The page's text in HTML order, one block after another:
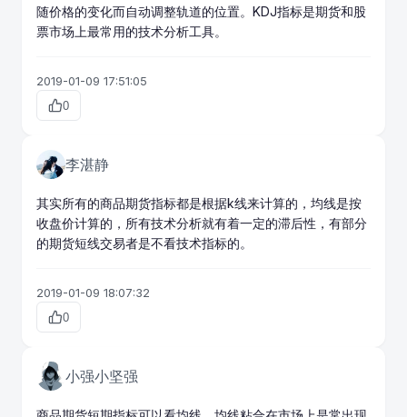
随价格的变化而自动调整轨道的位置。KDJ指标是期货和股
票市场上最常用的技术分析工具。
2019-01-09 17:51:05
0
李湛静
其实所有的商品期货指标都是根据k线来计算的，均线是按
收盘价计算的，所有技术分析就有着一定的滞后性，有部分
的期货短线交易者是不看技术指标的。
2019-01-09 18:07:32
0
小强小坚强